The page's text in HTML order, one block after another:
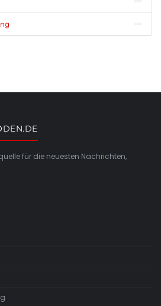
für die neuesten Nachrichten,